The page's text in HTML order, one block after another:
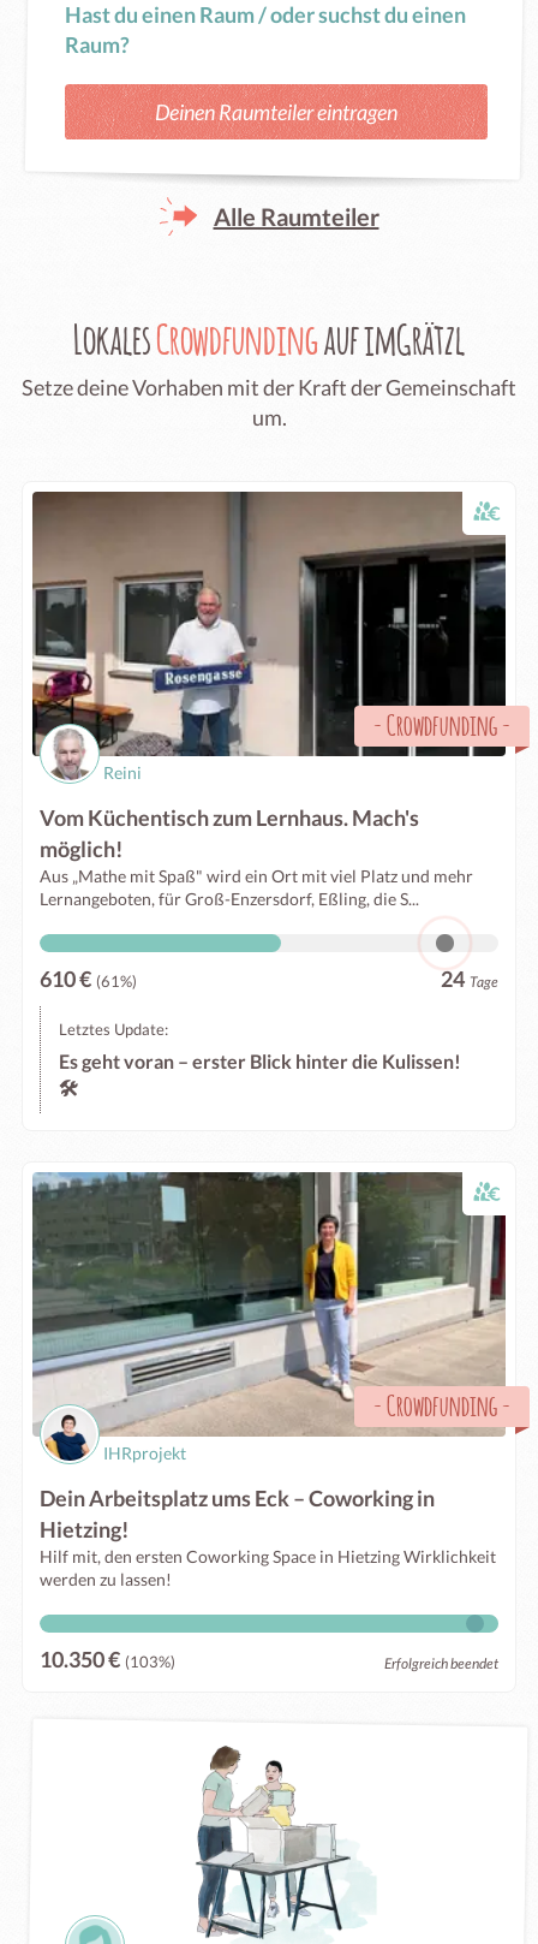
Hast du einen Raum / oder suchst du einen
Raum?
Deinen Raumteiler eintragen
Alle Raumteiler
LokalesCrowdfundingauf imGrätzl
Setze deine Vorhaben mit der Kraft der Gemeinschaft
um.
-Crowdfunding-
Reini
Vom Küchentisch zum Lernhaus. Mach's
möglich!
Aus „Mathe mit Spaß" wird ein Ort mit viel Platz und mehr
Lernangeboten, für Groß-Enzersdorf, Eßling, die S...
610 € (61%) 24 Tage
Letztes Update:
Es geht voran – erster Blick hinter die Kulissen!
🛠️
-Crowdfunding-
IHRprojekt
Dein Arbeitsplatz ums Eck – Coworking in
Hietzing!
Hilf mit, den ersten Coworking Space in Hietzing Wirklichkeit
werden zu lassen!
10.350 € (103%) Erfolgreich beendet